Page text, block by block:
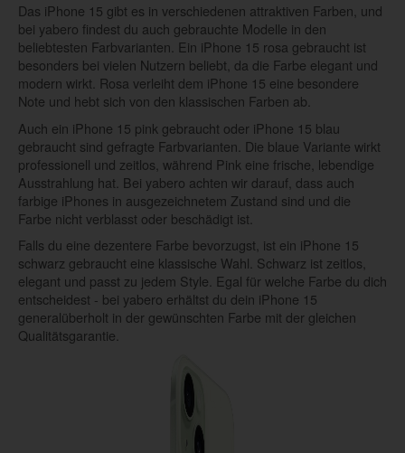
Das iPhone 15 gibt es in verschiedenen attraktiven Farben, und
bei yabero findest du auch gebrauchte Modelle in den
beliebtesten Farbvarianten. Ein iPhone 15 rosa gebraucht ist
besonders bei vielen Nutzern beliebt, da die Farbe elegant und
modern wirkt. Rosa verleiht dem iPhone 15 eine besondere
Note und hebt sich von den klassischen Farben ab.
Auch ein iPhone 15 pink gebraucht oder iPhone 15 blau
gebraucht sind gefragte Farbvarianten. Die blaue Variante wirkt
professionell und zeitlos, während Pink eine frische, lebendige
Ausstrahlung hat. Bei yabero achten wir darauf, dass auch
farbige iPhones in ausgezeichnetem Zustand sind und die
Farbe nicht verblasst oder beschädigt ist.
Falls du eine dezentere Farbe bevorzugst, ist ein iPhone 15
schwarz gebraucht eine klassische Wahl. Schwarz ist zeitlos,
elegant und passt zu jedem Style. Egal für welche Farbe du dich
entscheidest - bei yabero erhältst du dein iPhone 15
generalüberholt in der gewünschten Farbe mit der gleichen
Qualitätsgarantie.